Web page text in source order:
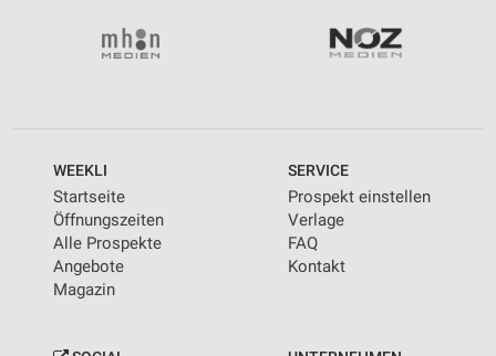
WEEKLI
Startseite
Öffnungszeiten
Alle Prospekte
Angebote
Magazin
SERVICE
Prospekt einstellen
Verlage
FAQ
Kontakt